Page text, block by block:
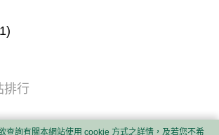
排行
查詢有關本網站使用 cookie 方式之詳情，及若您不希